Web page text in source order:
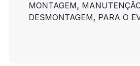
MONTAGEM,
DESMONTAGEM, PARA O